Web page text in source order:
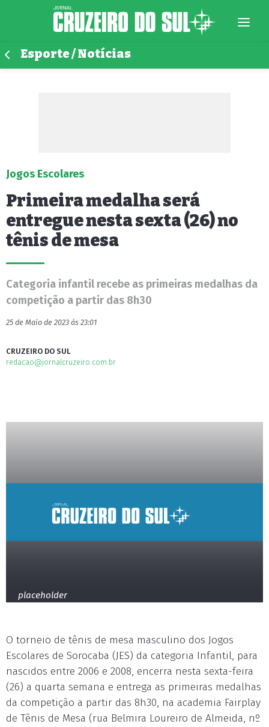
Esporte / Notícias
Jogos Escolares
Primeira medalha será
entregue nesta sexta (26) no
tênis de mesa
Categoria infantil recebe as primeiras medalhas da
competição a partir das 8h30
25 de Maio de 2023 às 23:01
CRUZEIRO DO SUL
redacao@jornalcruzeiro.com.br
placeholder
O torneio de tênis de mesa masculino dos Jogos
Escolares de Sorocaba (JES) da categoria Infantil, para
nascidos entre 2006 e 2008, encerra nesta sexta-feira
(26) a quarta semana e entrega as primeiras medalhas
da competição a partir das 8h30, na academia Fairplay
de Tênis de Mesa (rua Belmira Loureiro de Almeida, nº